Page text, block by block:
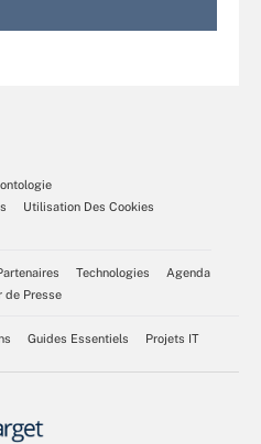
Utilisation Des Cookies
Technologies
Agenda
de Presse
Guides Essentiels Projets IT